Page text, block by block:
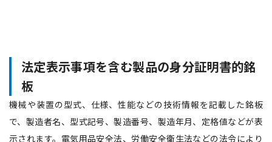
法定表示事項を含む製品の身分証明書的銘
板
機械や装置の型式、仕様、性能などの技術情報を記載した銘板
で、製造者名、型式記号、製造番号、製造年月、定格値などが表
示されます。電気用品安全法、労働安全衛生法などの法令により